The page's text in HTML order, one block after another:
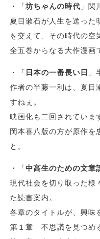
・「坊ちゃんの時代 」関
夏目漱石が人生を送った
を交えて、その時代の空
全五巻からなる大作漫画
・「日本の一番長い日 」
作者の半藤一利は、夏目
すねぇ。
映画化も二回されていま
岡本喜八版の方が原作を
と。
・「中高生のための文章
現代社会を切り取った様
た読書案内。
各章のタイトルが、興味
第１章 不思議を見つめ